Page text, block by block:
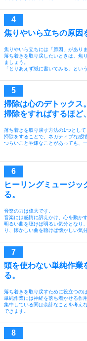
焦りやいら立ちの原因
焦りやいら立ちには「原因」がありま
落ち着きを取り戻したいときは、焦
ましょう。
「とりあえず紙に書いてみる」とい
掃除は心のデトックス。
掃除をすればするほど
落ち着きを取り戻す方法の1つとして
掃除をすることで、ネガティブな感
つらいことや嫌なことがあっても、
ヒーリングミュージ
る。
音楽の力は偉大です。
音楽には感情に訴えかけ、心を動か
明るい曲を聴けば明るい気分となり
り、懐かしい曲を聴けば懐かしい気
頭を使わない単純作業
る。
落ち着きを取り戻すために役立つの
単純作業には神経を落ち着かせる作
集中している間は余計なことを考え
できます。